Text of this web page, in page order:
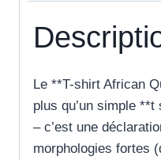
Le **T-shirt African
plus qu’un simple
– c’est une
morphologies fortes